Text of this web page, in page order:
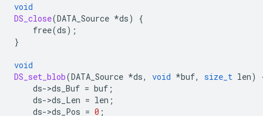
void
DS_close(DATA_Source *ds)
{
free(ds);
}
void
DS_set_blob(DATA_Source *ds, void *buf, size_t len)
ds->ds_Buf = buf ;
ds->ds_Len = len ;
ds->ds_Pos = 0 ;